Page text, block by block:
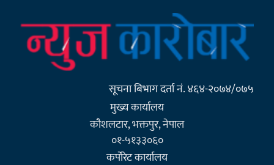
सूचना बिभाग दर्ता नं. ४६४-२०७४/०७५
मुख्य कार्यालय
कौशलटार, भक्तपुर, नेपाल
०१-५१३३०६०
कर्पाेरेट कार्यालय